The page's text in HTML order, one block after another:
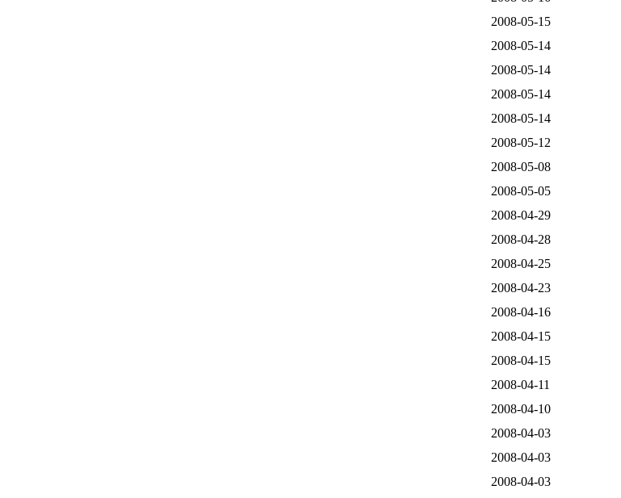
2008-05-15
2008-05-14
2008-05-14
2008-05-14
2008-05-14
2008-05-12
2008-05-08
2008-05-05
2008-04-29
2008-04-28
2008-04-25
2008-04-23
2008-04-16
2008-04-15
2008-04-15
2008-04-11
2008-04-10
2008-04-03
2008-04-03
2008-04-03